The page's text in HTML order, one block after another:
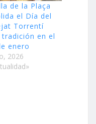
de la Plaça
el Día del
Torrentí
en el
enero
2026